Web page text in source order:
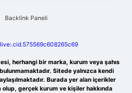
herhangi bir marka, kurum veya şahıs
Sitede yalnızca kendi
Burada yer alan içerikler
gerçek kurum ve kişiler hakkında